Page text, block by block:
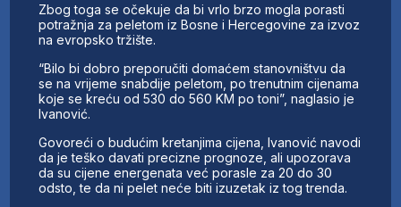
Zbog toga se očekuje da bi vrlo brzo mogla porasti
potražnja za peletom iz Bosne i Hercegovine za izvoz
na evropsko tržište.
“Bilo bi dobro preporučiti domaćem stanovništvu da
se na vrijeme snabdije peletom, po trenutnim cijenama
koje se kreću od 530 do 560 KM po toni”, naglasio je
Ivanović.
Govoreći o budućim kretanjima cijena, Ivanović navodi
da je teško davati precizne prognoze, ali upozorava
da su cijene energenata već porasle za 20 do 30
odsto, te da ni pelet neće biti izuzetak iz tog trenda.